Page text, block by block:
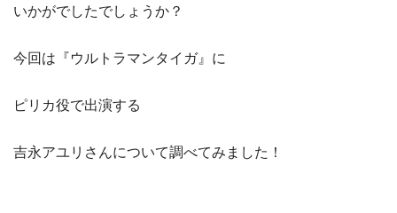
いかがでしたでしょうか？
今回は『ウルトラマンタイガ』に
ピリカ役で出演する
吉永アユリさんについて調べてみました！